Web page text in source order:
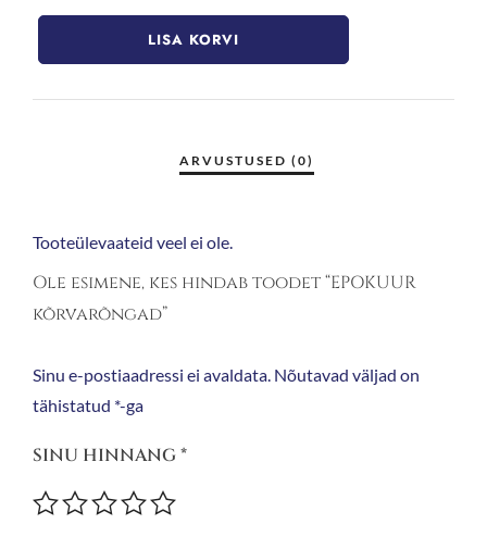
LISA KORVI
Tooteülevaateid veel ei ole.
Ole esimene, kes hindab toodet “EPOKUUR
kõrvarõngad”
Sinu e-postiaadressi ei avaldata. Nõutavad väljad on
tähistatud *-ga
SINU HINNANG*